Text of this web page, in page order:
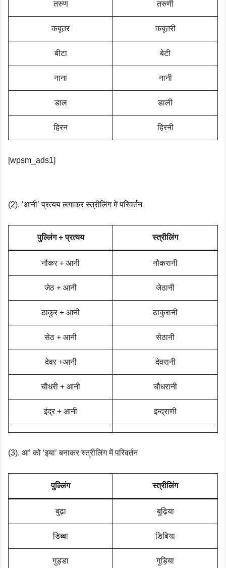
तरुण तरुणी
कबूतर कबूतरी
बीटा बेटी
नाना नानी
डाल डाली
हिरन हिरनी
[wpsm_ads1]
(2). ‘आनी’ प्रत्यय लगाकर स्त्रीलिंग में परिवर्तन
पुल्लिंग + प्रत्यय स्त्रीलिंग
नौकर + आनी नौकरानी
जेठ + आनी जेठानी
ठाकुर + आनी ठाकुरानी
सेठ + आनी सेठानी
देवर +आनी देवरानी
चौधरी + आनी चौधरानी
इंद्र + आनी इन्द्राणी
(3). आ’ को ‘इया’ बनाकर स्त्रीलिंग में परिवर्तन
पुल्लिंग स्त्रीलिंग
बुढ़ा बुढ़िया
डिब्बा डिबिया
गुड्डा गुड़िया